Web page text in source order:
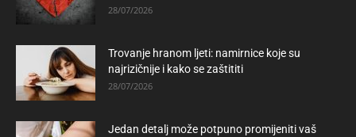
28/07/2026
Trovanje hranom ljeti: namirnice koje su
najrizičnije i kako se zaštititi
28/07/2026
Jedan detalj može potpuno promijeniti vaš